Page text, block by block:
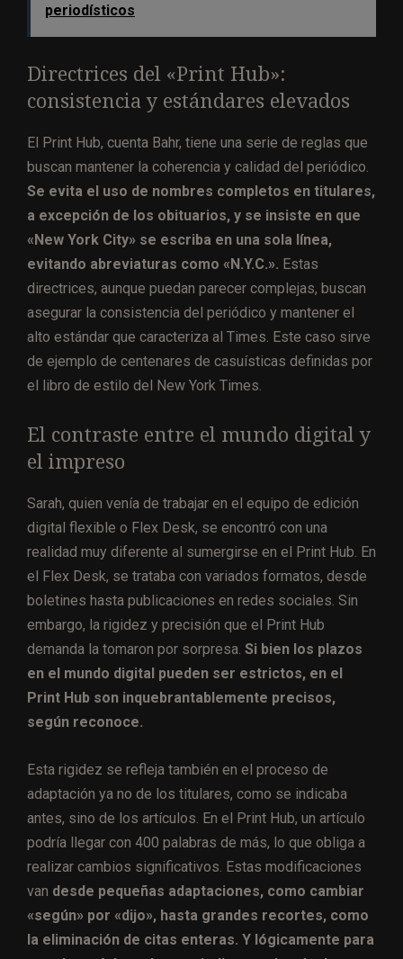
periodísticos
Directrices del «Print Hub»:
consistencia y estándares elevados
El Print Hub, cuenta Bahr, tiene una serie de reglas que
buscan mantener la coherencia y calidad del periódico.
Se evita el uso de nombres completos en titulares,
a excepción de los obituarios, y se insiste en que
«New York City» se escriba en una sola línea,
evitando abreviaturas como «N.Y.C.». Estas
directrices, aunque puedan parecer complejas, buscan
asegurar la consistencia del periódico y mantener el
alto estándar que caracteriza al Times. Este caso sirve
de ejemplo de centenares de casuísticas definidas por
el libro de estilo del New York Times.
El contraste entre el mundo digital y
el impreso
Sarah, quien venía de trabajar en el equipo de edición
digital flexible o Flex Desk, se encontró con una
realidad muy diferente al sumergirse en el Print Hub. En
el Flex Desk, se trataba con variados formatos, desde
boletines hasta publicaciones en redes sociales. Sin
embargo, la rigidez y precisión que el Print Hub
demanda la tomaron por sorpresa. Si bien los plazos
en el mundo digital pueden ser estrictos, en el
Print Hub son inquebrantablemente precisos,
según reconoce.
Esta rigidez se refleja también en el proceso de
adaptación ya no de los titulares, como se indicaba
antes, sino de los artículos. En el Print Hub, un artículo
podría llegar con 400 palabras de más, lo que obliga a
realizar cambios significativos. Estas modificaciones
van desde pequeñas adaptaciones, como cambiar
«según» por «dijo», hasta grandes recortes, como
la eliminación de citas enteras. Y lógicamente para